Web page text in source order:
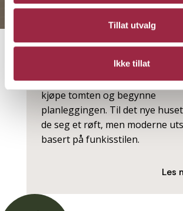
Tillat utvalg
Ikke tillat
Moderne funkishus
natursteinmur
Da det dukket opp en tomt i
nærområdet som var både
med god utsikt bestemte Kim
kjøpe tomten og begynne
planleggingen. Til det nye
de seg et røft, men moderne
basert på funkisstilen.
Les